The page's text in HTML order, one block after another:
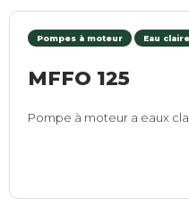
Pompes à moteur Eau claire
MFFO 125
Pompe à moteur a eaux